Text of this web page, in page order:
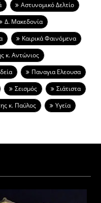
Αστυνομικό Δελτίο
Δ. Μακεδονία
Καιρικά Φαινόμενα
κ. Αντώνιος
Παναγια Ελεουσα
Σεισμός
Σιάτιστα
κ. Παύλος Υγεία